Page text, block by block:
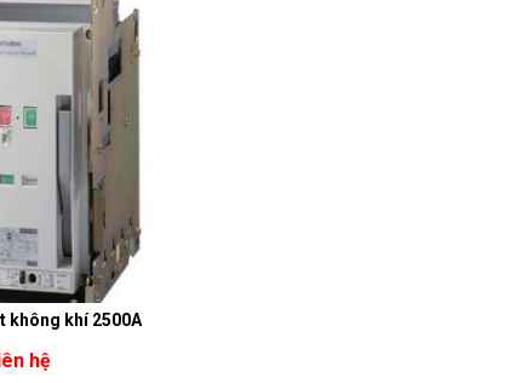
không khí 2500A
hệ